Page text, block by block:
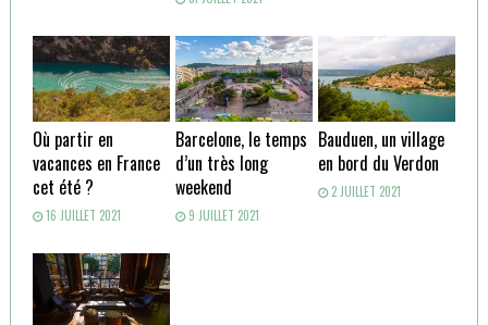
Où partir en
vacances en France
cet été ?
16 JUILLET 2021
Barcelone, le temps
d’un très long
weekend
9 JUILLET 2021
Bauduen, un village
en bord du Verdon
2 JUILLET 2021